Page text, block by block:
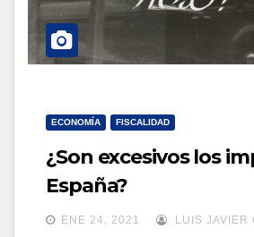
ECONOMÍA FISCALIDAD
¿Son excesivos los
España?
ENE 24, 2021 LUIS JAVIER